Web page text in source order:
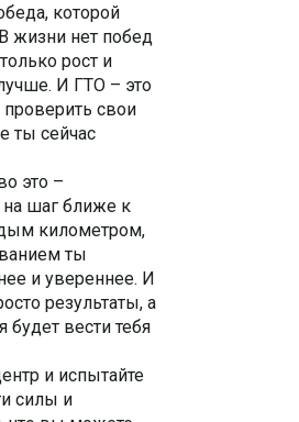
которой
жизни нет побед
рост и
И ГТО – это
свои
ты сейчас
это –
на шаг ближе к
километром,
ты
и увереннее. И
результаты, а
будет вести тебя
и испытайте
силы и